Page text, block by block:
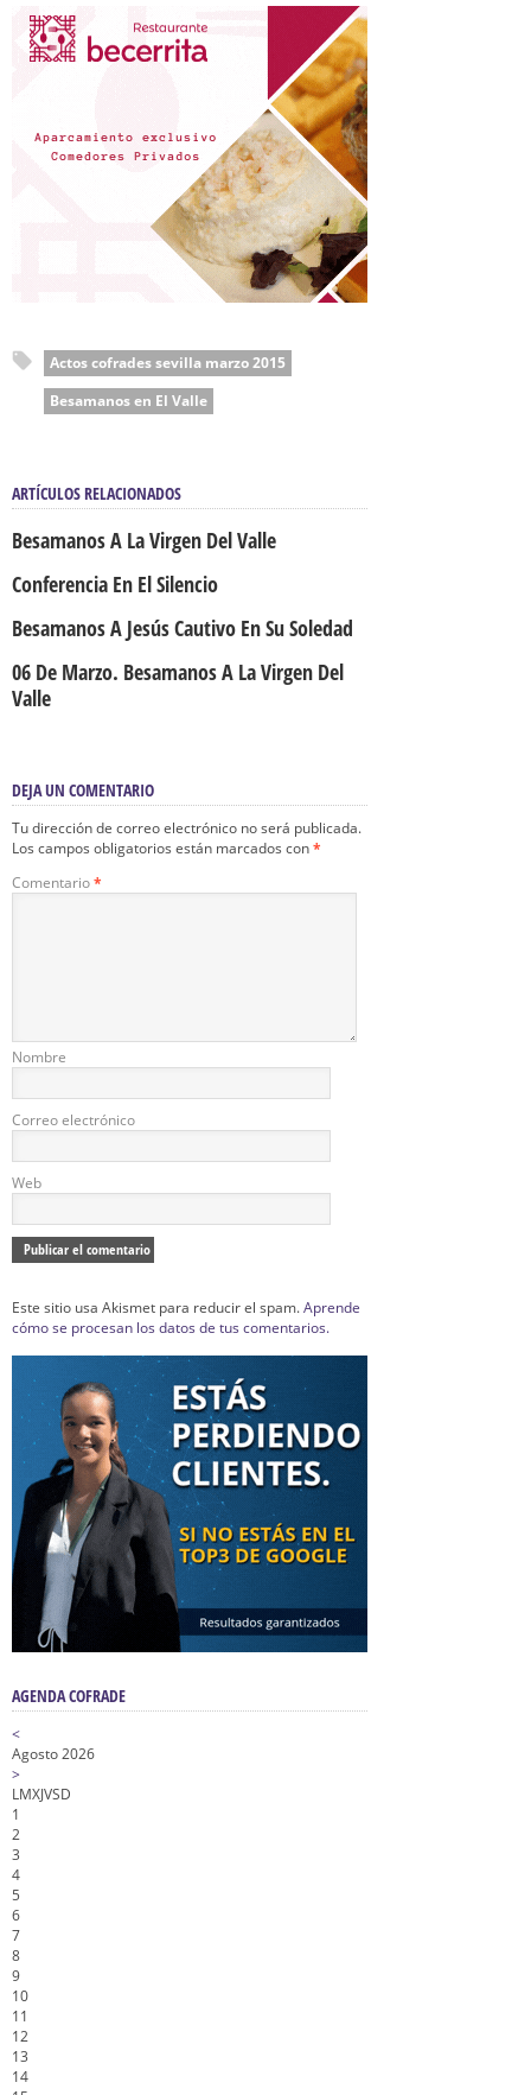
Actos cofrades sevilla marzo 2015
Besamanos en El Valle
ARTÍCULOS RELACIONADOS
Besamanos A La Virgen Del Valle
Conferencia En El Silencio
Besamanos A Jesús Cautivo En Su Soledad
06 De Marzo. Besamanos A La Virgen Del
Valle
DEJA UN COMENTARIO
Tu dirección de correo electrónico no será publicada.
Los campos obligatorios están marcados con*
Comentario*
Nombre
Correo electrónico
Web
Este sitio usa Akismet para reducir el spam.Aprende
cómo se procesan los datos de tus comentarios.
AGENDA COFRADE
<
Agosto 2026
>
LMXJVSD
1
2
3
4
5
6
7
8
9
10
11
12
13
14